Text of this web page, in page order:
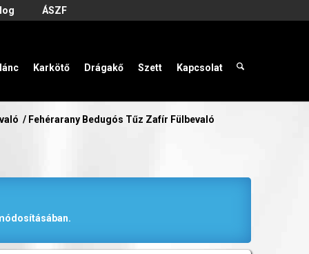
ÁSZF
Karkötő Drágakő Szett Kapcsolat
/ Fehérarany Bedugós Tűz Zafír Fülbevaló